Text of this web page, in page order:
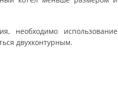
необходимо использование
двухконтурным.